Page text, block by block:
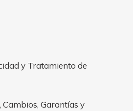
y Tratamiento de
Cambios, Garantías y